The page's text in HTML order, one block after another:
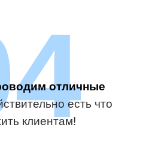
отличные
есть что
клиентам!